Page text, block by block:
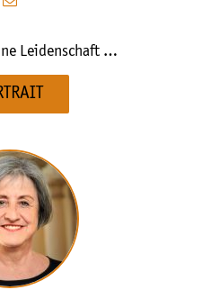
Leidenschaft …